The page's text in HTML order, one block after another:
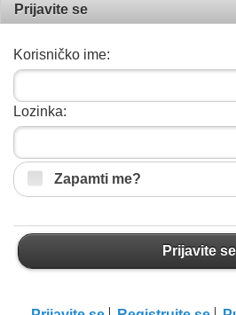
Prijavite se
Korisničko ime:
Lozinka:
Zapamti me?
Prijavite se